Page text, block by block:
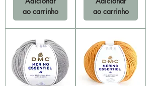
ao carrinho
ao carrinho